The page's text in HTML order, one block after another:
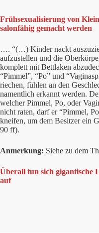
Frühsexualisierung von
salonfähig gemacht werden
…. “(…) Kinder nackt
aufzustellen und die
komplett mit Bettlaken
“Pimmel”, “Po” und
riechen, fühlen an den
namentlich erkannt werden.
welcher Pimmel, Po, oder
nicht raten, darf er “Pimmel,
kneifen, um dem Besitzer ein
90 ff).
Anmerkung: Siehe zu dem
Überall tun sich gigantische
auf